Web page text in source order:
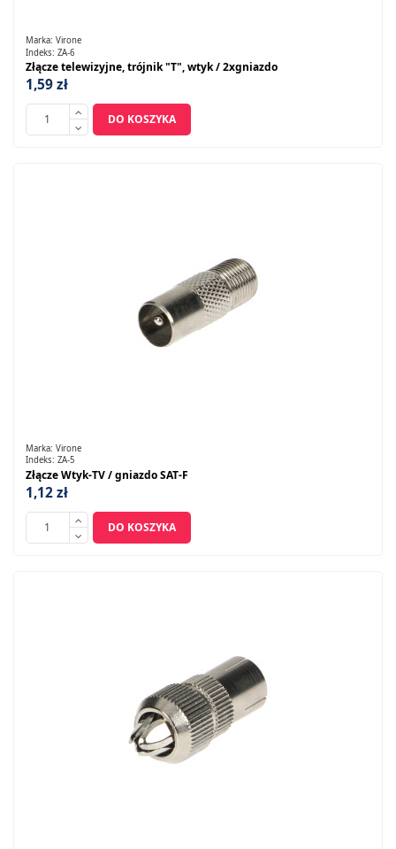
Marka: Virone
Indeks: ZA-6
Złącze telewizyjne, trójnik "T", wtyk / 2xgniazdo
1,59 zł
DO KOSZYKA
Marka: Virone
Indeks: ZA-5
Złącze Wtyk-TV / gniazdo SAT-F
1,12 zł
DO KOSZYKA